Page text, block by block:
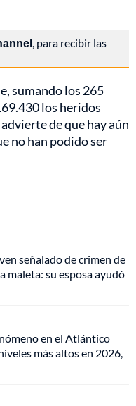
, para recibir las
sumando los 265
los heridos
de que hay aún
no han podido ser
señalado de crimen de
maleta: su esposa ayudó
en el Atlántico
más altos en 2026,